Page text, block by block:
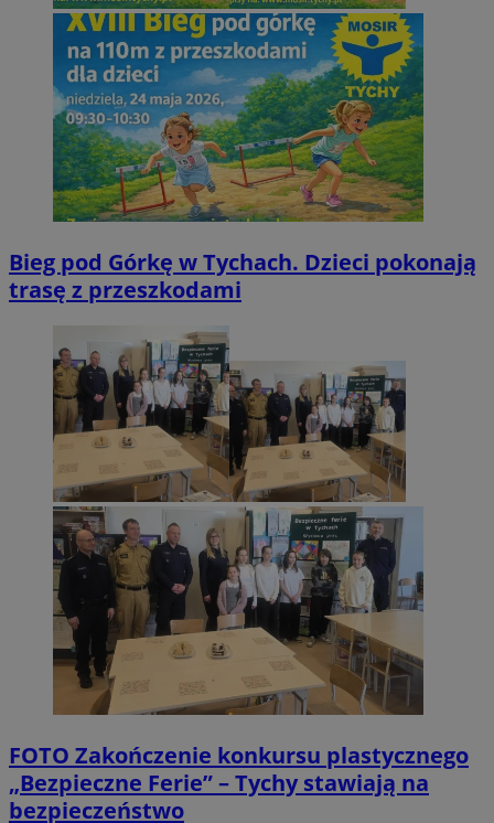
Bieg pod Górkę w Tychach. Dzieci pokonają
trasę z przeszkodami
FOTO Zakończenie konkursu plastycznego
„Bezpieczne Ferie” – Tychy stawiają na
bezpieczeństwo